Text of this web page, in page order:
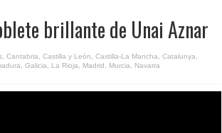
brillante de Unai Aznar
Cantabria Castilla y León Castilla-La Mancha Catalunya
Galicia La Rioja Madrid Murcia
Navarra